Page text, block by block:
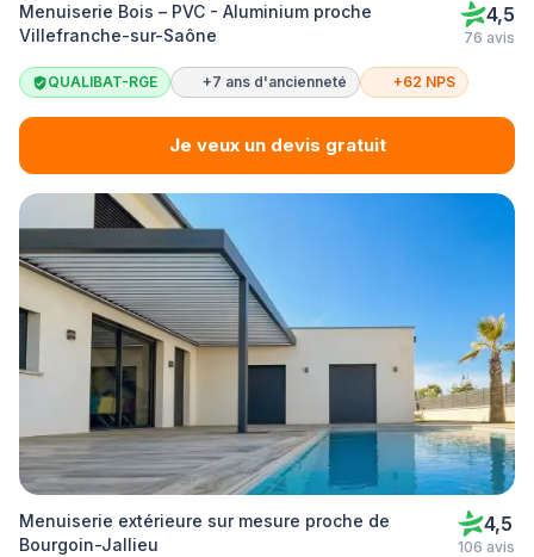
Menuiserie Bois – PVC - Aluminium proche
Villefranche-sur-Saône
4,5
76 avis
QUALIBAT-RGE +7 ans d'ancienneté +62 NPS
Je veux un devis gratuit
Menuiserie extérieure sur mesure proche de
Bourgoin-Jallieu
4,5
106 avis